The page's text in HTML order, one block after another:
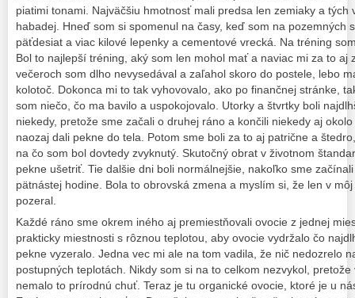
piatimi tonami. Najväčšiu hmotnosť mali predsa len zemiaky a tých
habadej. Hneď som si spomenul na časy, keď som na pozemných
päťdesiat a viac kilové lepenky a cementové vrecká. Na tréning
Bol to najlepší tréning, aký som len mohol mať a naviac mi za to aj
večeroch som dlho nevysedával a zaľahol skoro do postele, lebo
kolotoč. Dokonca mi to tak vyhovovalo, ako po finančnej stránke,
som niečo, čo ma bavilo a uspokojovalo. Utorky a štvrtky boli
niekedy, pretože sme začali o druhej ráno a končili niekedy aj
naozaj dali pekne do tela. Potom sme boli za to aj patrične a
na čo som bol dovtedy zvyknutý. Skutočný obrat v životnom
pekne ušetriť. Tie dalšie dni boli normálnejšie, nakoľko sme
pätnástej hodine. Bola to obrovská zmena a myslím si, že len v
pozeral.
Každé ráno sme okrem iného aj premiestňovali ovocie z jednej
prakticky miestnosti s rôznou teplotou, aby ovocie vydržalo čo
pekne vyzeralo. Jedna vec mi ale na tom vadila, že nič nedozrelo
postupných teplotách. Nikdy som si na to celkom nezvykol,
nemalo to prírodnú chuť. Teraz je tu organické ovocie, ktoré je u